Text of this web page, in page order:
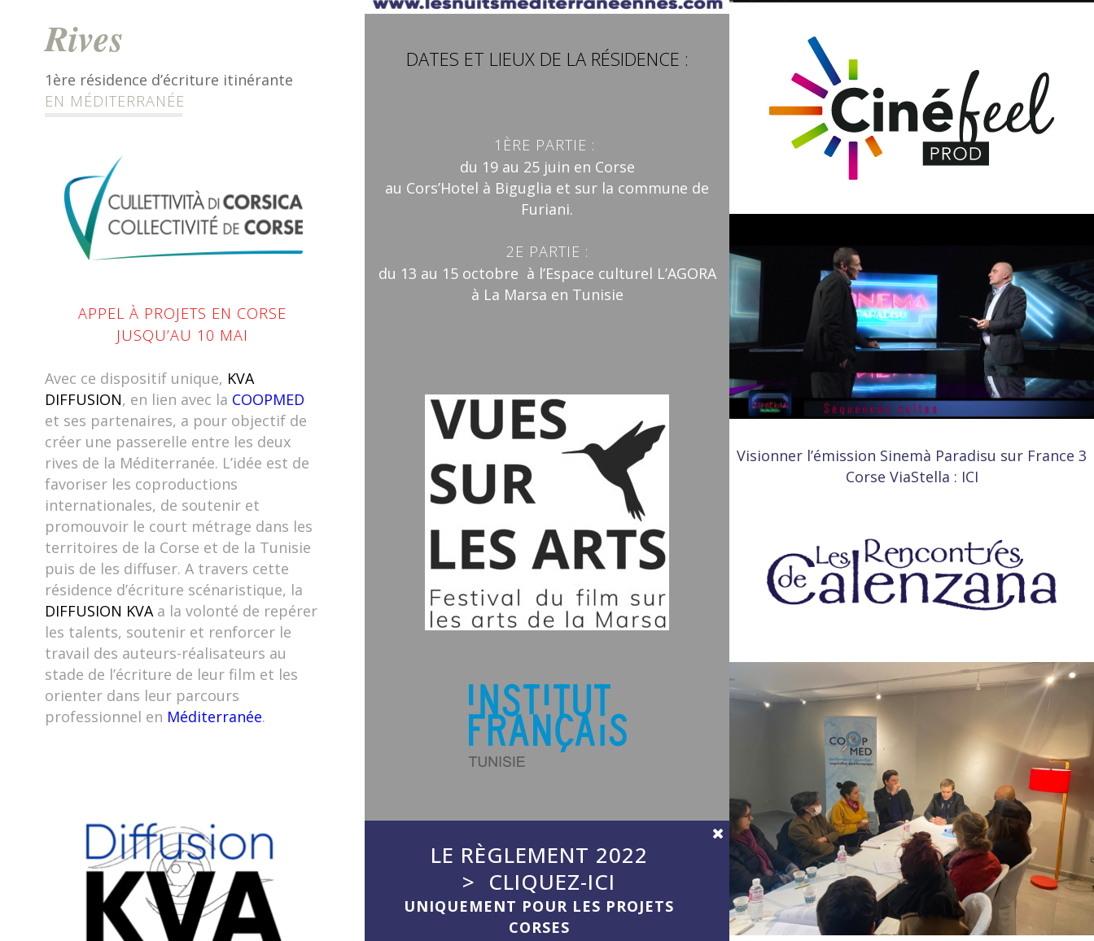
Rives
1ère résidence d’écriture itinérante
EN MÉDITERRANÉE
APPEL À PROJETS EN CORSE
JUSQU’AU 10 MAI
Avec ce dispositif unique, KVA
DIFFUSION, en lien avec la COOPMED
et ses partenaires, a pour objectif de
créer une passerelle entre les deux
rives de la Méditerranée. L’idée est de
favoriser les coproductions
internationales, de soutenir et
promouvoir le court métrage dans les
territoires de la Corse et de la Tunisie
puis de les diffuser. A travers cette
résidence d’écriture scénaristique, la
DIFFUSION KVAa la volonté de repérer
les talents, soutenir et renforcer le
travail des auteurs-réalisateurs au
stade de l’écriture de leur film et les
orienter dans leur parcours
professionnel en Méditerranée.
DATES ET LIEUX DE LA RÉSIDENCE :
1ÈRE PARTIE :
du 19 au 25 juin en Corse
au Cors’Hotel à Biguglia et sur la commune de
Furiani.
2E PARTIE :
du 13 au 15 octobre à l’Espace culturel L’AGORA
à La Marsa en Tunisie
LE RÈGLEMENT 2022
> CLIQUEZ-ICI
UNIQUEMENT POUR LES PROJETS
CORSES
Visionner l’émission Sinemà Paradisu sur France 3
Corse ViaStella : ICI